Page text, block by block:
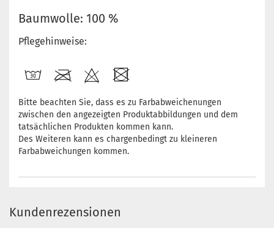
Baumwolle: 100 %
Pflegehinweise:
Bitte beachten Sie, dass es zu Farbabweichenungen
zwischen den angezeigten Produktabbildungen und dem
tatsächlichen Produkten kommen kann.
Des Weiteren kann es chargenbedingt zu kleineren
Farbabweichungen kommen.
Kundenrezensionen